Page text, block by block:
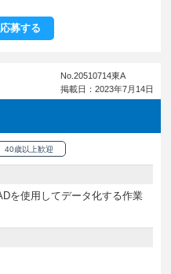
募する
No.20510714東A
掲載日：2023年7月14日
40歳以上歓迎
を使用してデータ化する作業